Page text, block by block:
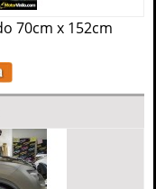
70cm x 152cm